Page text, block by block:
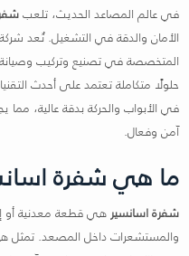
في عالم المصاعد الحديث، تلعب
الأمان والدقة في التشغيل. تُعد شركة
المتخصصة في تصنيع وتركيب
حلولًا متكاملة تعتمد على أحدث
في الأبواب والحركة بدقة عالية،
آمن وفعال.
ما هي شفرة
شفرة اسانسير هي قطعة معدنية أو
والمستشعرات داخل المصعد. تمثل